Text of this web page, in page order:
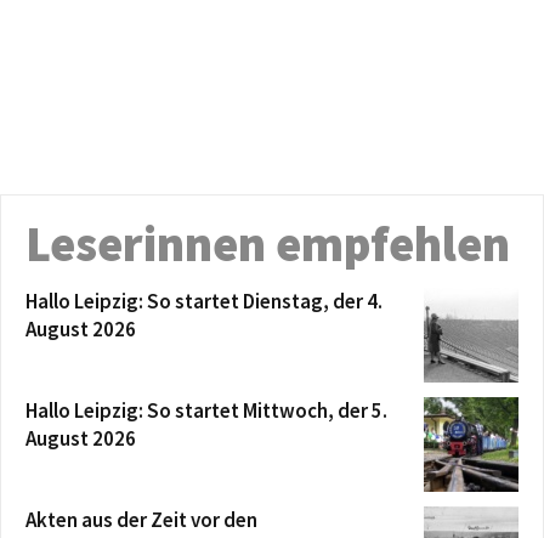
Leserinnen empfehlen
Hallo Leipzig: So startet Dienstag, der 4.
August 2026
Hallo Leipzig: So startet Mittwoch, der 5.
August 2026
Akten aus der Zeit vor den